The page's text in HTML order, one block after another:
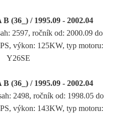
(36_) / 1995.09 - 2002.04
2597, ročník od: 2000.09 do
výkon: 125KW, typ motoru:
Y26SE
(36_) / 1995.09 - 2002.04
2498, ročník od: 1998.05 do
výkon: 143KW, typ motoru: